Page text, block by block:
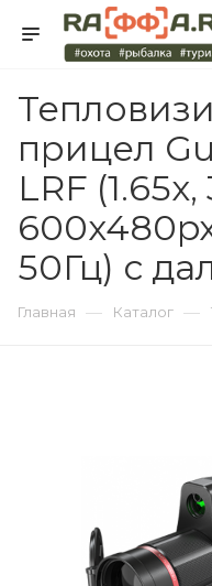
прицел
LRF
50Гц) с
Главная — Каталог —